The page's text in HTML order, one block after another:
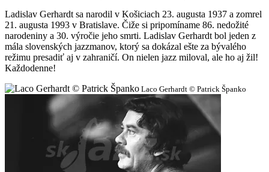
Ladislav Gerhardt sa narodil v Košiciach 23. augusta 1937 a zomrel
21. augusta 1993 v Bratislave. Čiže si pripomíname 86. nedožité
narodeniny a 30. výročie jeho smrti. Ladislav Gerhardt bol jeden z
mála slovenských jazzmanov, ktorý sa dokázal ešte za bývalého
režimu presadiť aj v zahraničí. On nielen jazz miloval, ale ho aj žil!
Každodenne!
Laco Gerhardt © Patrick Španko